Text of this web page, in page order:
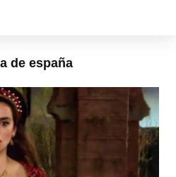
de españa